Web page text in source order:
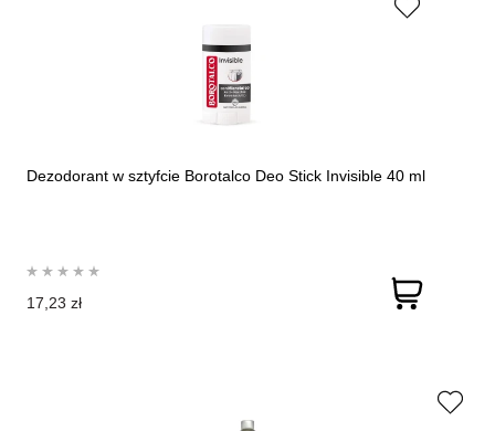
Dezodorant w sztyfcie Borotalco Deo Stick Invisible 40 ml
17,23 zł